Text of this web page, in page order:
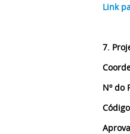
Link
7.
Nº do